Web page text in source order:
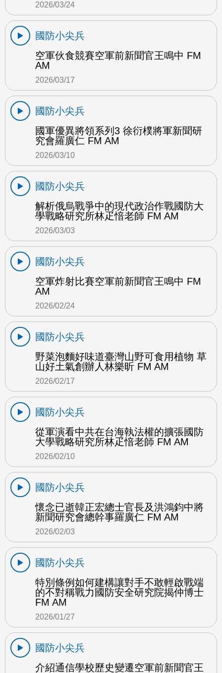
2026/03/24
國防小尖兵
空軍伙食競賽空軍前新聞官王鳴中 FM
AM
2026/03/17
國防小尖兵
國軍優異將領系列3 徐衍樸將軍新聞研
究會羅廣仁 FM AM
2026/03/10
國防小尖兵
解析俄烏戰爭中的現代政治作戰國防大
學戰略研究所林疋愔老師 FM AM
2026/03/03
國防小尖兵
空軍炸射比賽空軍前新聞官王鳴中 FM
AM
2026/02/24
國防小尖兵
野菜泡麵好味道臺灣山野可食用植物 草
山好土氣創辦人林樂昕 FM AM
2026/02/17
國防小尖兵
從軍演看中共在台海執法權的擴張國防
大學戰略研究所林疋愔老師 FM AM
2026/02/10
國防小尖兵
懷念已逝韓正宏總士官長及洪鴻鈞中將
新聞研究會總幹事羅廣仁 FM AM
2026/02/03
國防小尖兵
特別條例如何建構讓對手不敢輕啟戰端
的不對稱戰力國防安全研究院揭仲博士
FM AM
2026/01/27
國防小尖兵
介紹通信學校歷史變遷空軍前新聞官王